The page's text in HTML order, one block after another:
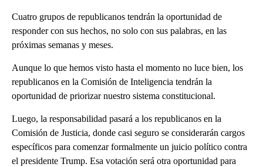
Cuatro grupos de republicanos tendrán la oportunidad de
responder con sus hechos, no solo con sus palabras, en las
próximas semanas y meses.
Aunque lo que hemos visto hasta el momento no luce bien, los
republicanos en la Comisión de Inteligencia tendrán la
oportunidad de priorizar nuestro sistema constitucional.
Luego, la responsabilidad pasará a los republicanos en la
Comisión de Justicia, donde casi seguro se considerarán cargos
específicos para comenzar formalmente un juicio político contra
el presidente Trump. Esa votación será otra oportunidad para